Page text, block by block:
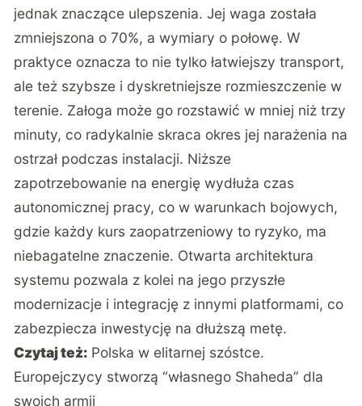
jednak znaczące ulepszenia. Jej waga została
zmniejszona o 70%, a wymiary o połowę. W
praktyce oznacza to nie tylko łatwiejszy transport,
ale też szybsze i dyskretniejsze rozmieszczenie w
terenie. Załoga może go rozstawić w mniej niż trzy
minuty, co radykalnie skraca okres jej narażenia na
ostrzał podczas instalacji. Niższe
zapotrzebowanie na energię wydłuża czas
autonomicznej pracy, co w warunkach bojowych,
gdzie każdy kurs zaopatrzeniowy to ryzyko, ma
niebagatelne znaczenie. Otwarta architektura
systemu pozwala z kolei na jego przyszłe
modernizacje i integrację z innymi platformami, co
zabezpiecza inwestycję na dłuższą metę.
Czytaj też: Polska w elitarnej szóstce.
Europejczycy stworzą “własnego Shaheda” dla
swoich armii